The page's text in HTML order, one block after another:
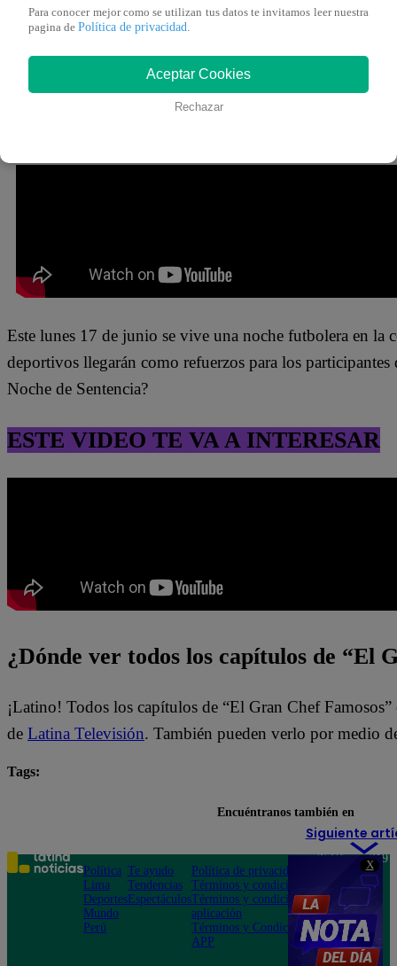
X
Cuando habían pasado minutos importante, Santiago
que había tenido un inconveniente que le impidió llegar
compañeros, ya llegué”, respondió ante cámaras.
Pero, esta falta no iba a ser dejada de lado y Peláez le
Este lunes 17 de junio se vive una noche futbolera en la
deportivos llegarán como refuerzos para los participantes
Noche de Sentencia?
ESTE VIDEO TE VA A INTERESAR
¿Dónde ver todos los capítulos de “El
¡Latino! Todos los capítulos de “El Gran Chef
de Latina Televisión. También pueden verlo por medio
Tags:
Siguiente
Para conocer mejor como se utilizan tus datos te invitamos leer nuestra
pagina de Política de privacidad.
Aceptar Cookies
Rechazar
Encuéntranos también en
Política
Lima
Deportes
Mundo
Perú
Te ayudo
Tendencias
Espectáculos
Política de privacidad
Términos y condiciones
Términos y condiciones
aplicación
Términos y Condiciones
APP
Teléfono: 219
Av. San
Felipe 968
Jesús María